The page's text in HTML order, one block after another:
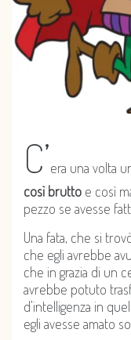
C’era una volta
così brutto e così
pezzo se avesse
Una fata, che si
che egli avrebbe
che in grazia di un
avrebbe potuto
d’intelligenza in
egli avesse amato